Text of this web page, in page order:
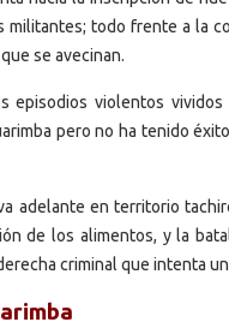
militantes; todo frente a la
se avecinan.
episodios violentos
pero no ha tenido
adelante en territorio
de los alimentos, y la
criminal que intenta